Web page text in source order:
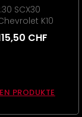
SCX30
K10
CHF
PRODUKTE